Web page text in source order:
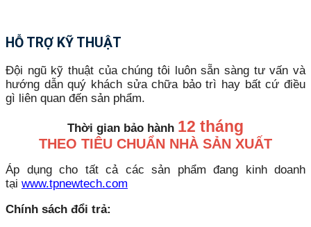
HỖ TRỢ KỸ THUẬT
Đội ngũ kỹ thuật của chúng tôi luôn sẵn sàng tư vấn và
hướng dẫn quý khách sửa chữa bảo trì hay bất cứ điều
gì liên quan đến sản phẩm.
Thời gian bảo hành 12 tháng
THEO TIÊU CHUẨN NHÀ SẢN XUẤT
Áp dụng cho tất cả các sản phẩm đang kinh doanh
tại www.tpnewtech.com
Chính sách đổi trả: